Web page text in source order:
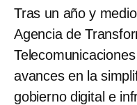
Tras un año y
Agencia de
avances en la
gobierno digital e